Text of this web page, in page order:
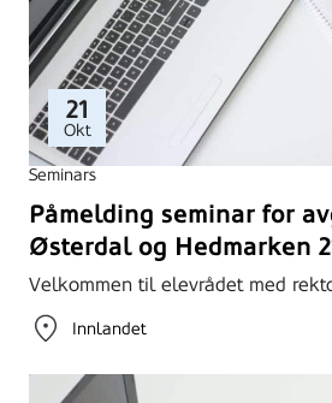
21
Okt
Seminars
Påmelding seminar for
Østerdal og Hedmarken
Velkommen til elevrådet med
Innlandet